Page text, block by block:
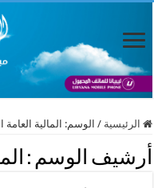
الرئيسية / الوسم: المالية العامة
أرشيف الوسم :